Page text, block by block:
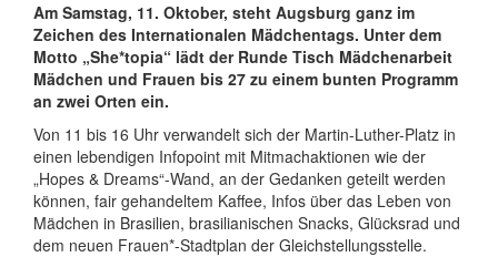
Am Samstag, 11. Oktober, steht Augsburg ganz im
Zeichen des Inter­natio­nalen Mädchentags. Unter dem
Motto „She*topia“ lädt der Runde Tisch Mädchen­arbeit
Mädchen und Frauen bis 27 zu einem bunten Programm
an zwei Orten ein.
Von 11 bis 16 Uhr verwandelt sich der Martin-Luther-Platz in
einen lebendigen Infopoint mit Mitmach­aktionen wie der
„Hopes & Dreams“-Wand, an der Gedanken geteilt werden
können, fair gehan­del­tem Kaffee, Infos über das Leben von
Mädchen in Brasilien, brasili­anischen Snacks, Glücksrad und
dem neuen Frauen*-Stadtplan der Gleich­stellungs­stelle.